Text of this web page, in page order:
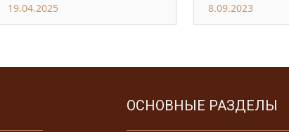
19.04.2025 8.09.2023
ОСНОВНЫЕ РАЗДЕЛЫ